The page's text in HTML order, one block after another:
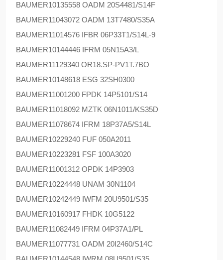
BAUMER10135558 OADM 20S4481/S14F
BAUMER11043072 OADM 13T7480/S35A
BAUMER11014576 IFBR 06P33T1/S14L-9
BAUMER10144446 IFRM 05N15A3/L
BAUMER11129340 OR18.SP-PV1T.7BO
BAUMER10148618 ESG 32SH0300
BAUMER11001200 FPDK 14P5101/S14
BAUMER11018092 MZTK 06N1011/KS35D
BAUMER11078674 IFRM 18P37A5/S14L
BAUMER10229240 FUF 050A2011
BAUMER10223281 FSF 100A3020
BAUMER11001312 OPDK 14P3903
BAUMER10224448 UNAM 30N1104
BAUMER10242449 IWFM 20U9501/S35
BAUMER10160917 FHDK 10G5122
BAUMER11082449 IFRM 04P37A1/PL
BAUMER11077731 OADM 20I2460/S14C